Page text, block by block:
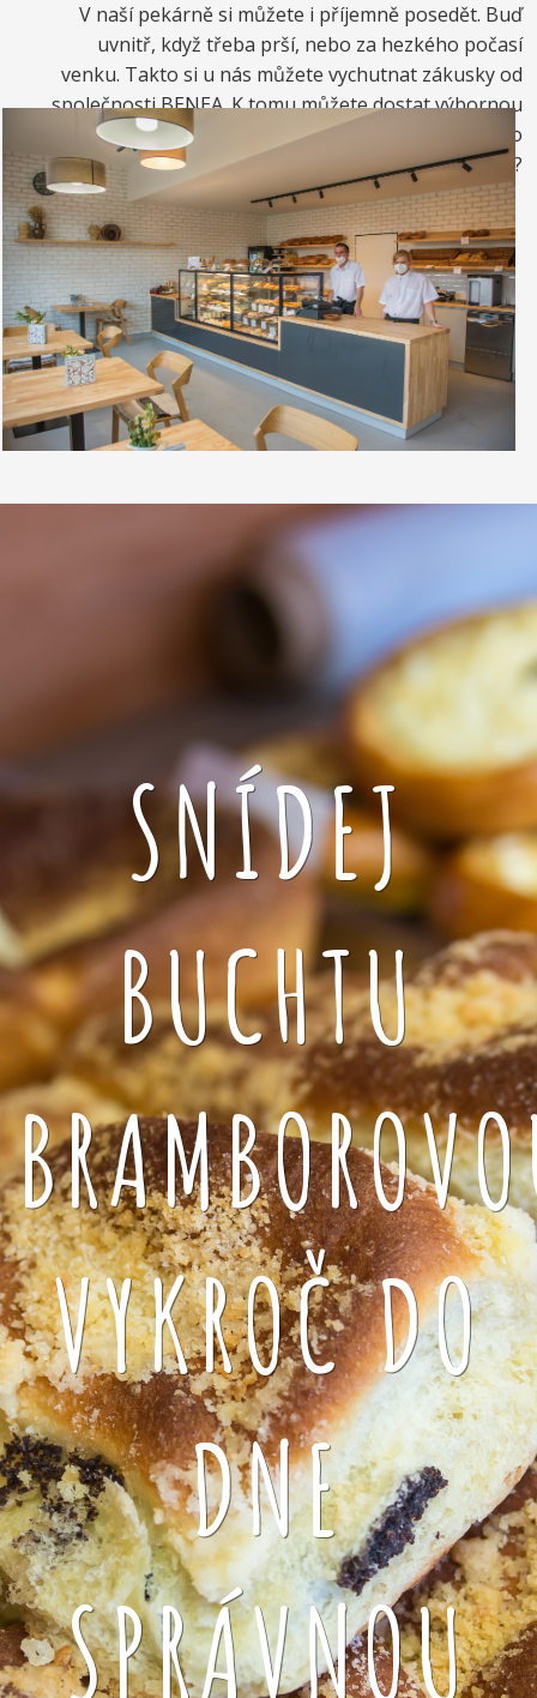
V naší pekárně si můžete i příjemně posedět. Buď
uvnitř, když třeba prší, nebo za hezkého počasí
venku. Takto si u nás můžete vychutnat zákusky od
společnosti BENEA. K tomu můžete dostat výbornou
kávou. Nebo si raději dáte zrmzlinový pohár nebo
vynikající točenou zmrzlinu?
SNÍDEJ
BUCHTU
VYKROČ DO
DNE
SPRÁVNOU